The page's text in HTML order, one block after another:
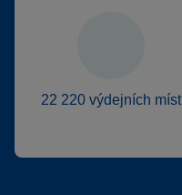
22 220 výdejních míst